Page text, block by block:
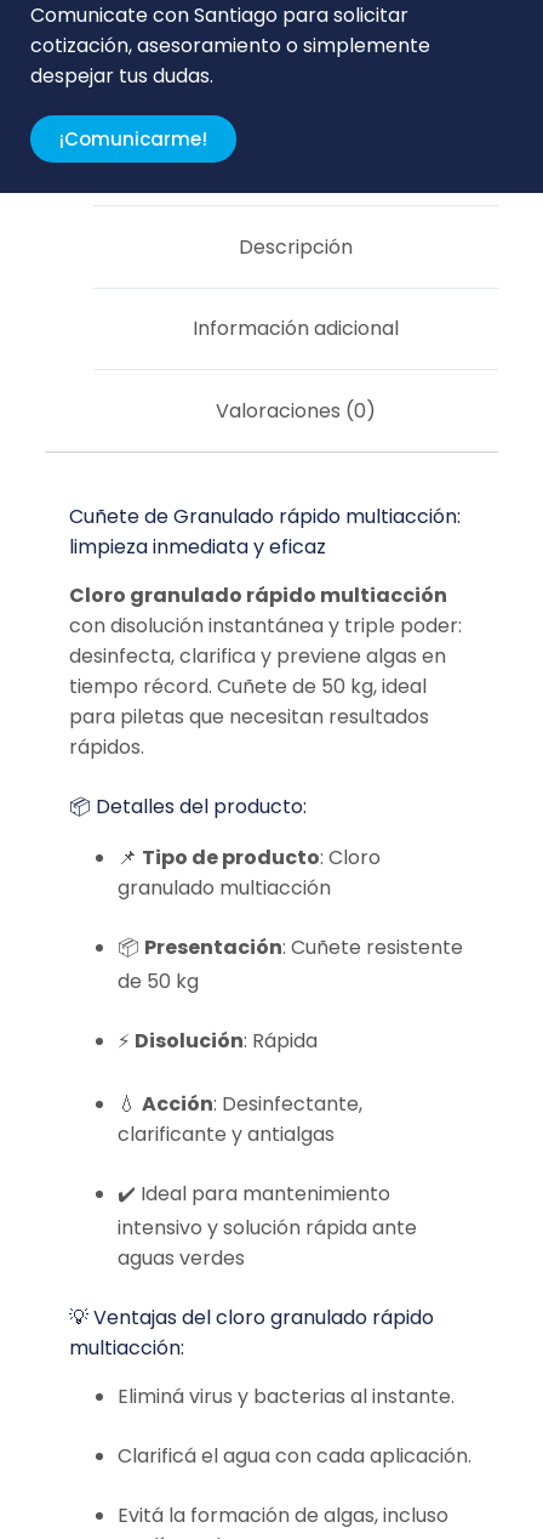
Comunicate con Santiago para solicitar
cotización, asesoramiento o simplemente
despejar tus dudas.
¡Comunicarme!
Descripción
Información adicional
Valoraciones (0)
Cuñete de Granulado rápido multiacción:
limpieza inmediata y eficaz
Cloro granulado rápido multiacción
con disolución instantánea y triple poder:
desinfecta, clarifica y previene algas en
tiempo récord. Cuñete de 50 kg, ideal
para piletas que necesitan resultados
rápidos.
📦 Detalles del producto:
📌 Tipo de producto: Cloro
granulado multiacción
📦 Presentación: Cuñete resistente
de 50 kg
⚡ Disolución: Rápida
💧 Acción: Desinfectante,
clarificante y antialgas
✔️ Ideal para mantenimiento
intensivo y solución rápida ante
aguas verdes
💡 Ventajas del cloro granulado rápido
multiacción:
Eliminá virus y bacterias al instante.
Clarificá el agua con cada aplicación.
Evitá la formación de algas, incluso